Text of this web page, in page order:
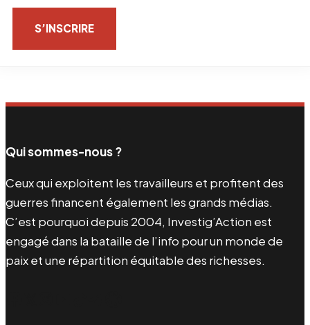
S’INSCRIRE
Qui sommes-nous ?
Ceux qui exploitent les travailleurs et profitent des
guerres financent également les grands médias.
C’est pourquoi depuis 2004, Investig’Action est
engagé dans la bataille de l’info pour un monde de
paix et une répartition équitable des richesses.